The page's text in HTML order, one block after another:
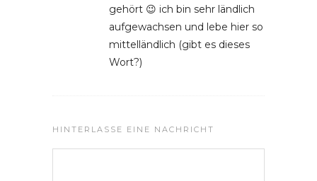
gehört 😉 ich bin sehr ländlich
aufgewachsen und lebe hier so
mittelländlich (gibt es dieses
Wort?)
HINTERLASSE EINE NACHRICHT